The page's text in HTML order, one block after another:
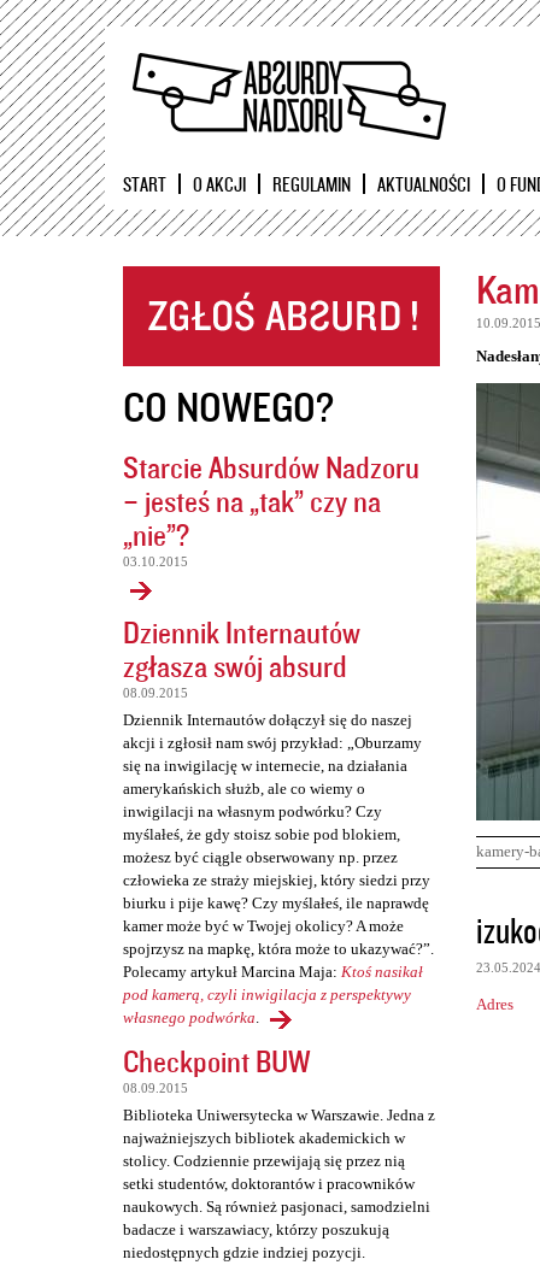
START O AKCJI REGULAMIN AKTUALNOŚCI O
CO NOWEGO?
Starcie Absurdów Nadzoru
– jesteś na „tak” czy na
„nie”?
03.10.2015
Dziennik Internautów
zgłasza swój absurd
08.09.2015
Dziennik Internautów dołączył się do naszej
akcji i zgłosił nam swój przykład: „Oburzamy
się na inwigilację w internecie, na działania
amerykańskich służb, ale co wiemy o
inwigilacji na własnym podwórku? Czy
myślałeś, że gdy stoisz sobie pod blokiem,
możesz być ciągle obserwowany np. przez
człowieka ze straży miejskiej, który siedzi przy
biurku i pije kawę? Czy myślałeś, ile naprawdę
kamer może być w Twojej okolicy? A może
spojrzysz na mapkę, która może to ukazywać?”.
Polecamy artykuł Marcina Maja: Ktoś nasikał
pod kamerą, czyli inwigilacja z perspektywy
własnego podwórka.
Checkpoint BUW
08.09.2015
Biblioteka Uniwersytecka w Warszawie. Jedna z
najważniejszych bibliotek akademickich w
stolicy. Codziennie przewijają się przez nią
setki studentów, doktorantów i pracowników
naukowych. Są również pasjonaci, samodzielni
badacze i warszawiacy, którzy poszukują
niedostępnych gdzie indziej pozycji.
10.09.2015
kamery-
K
o
m
e
23.05.2024
Adres